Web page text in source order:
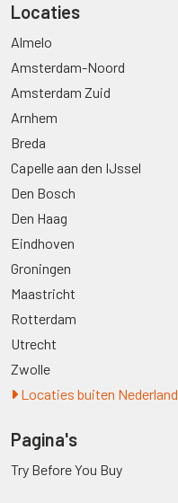
Locaties
Almelo
Amsterdam-Noord
Amsterdam Zuid
Arnhem
Breda
Capelle aan den IJssel
Den Bosch
Den Haag
Eindhoven
Groningen
Maastricht
Rotterdam
Utrecht
Zwolle
Locaties buiten Nederland
Pagina's
Try Before You Buy